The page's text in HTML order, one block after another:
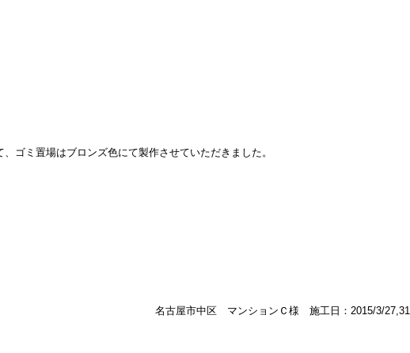
ゴミ置場はブロンズ色にて製作させていただきました。
名古屋市中区 マンションＣ様 施工日：2015/3/27,31